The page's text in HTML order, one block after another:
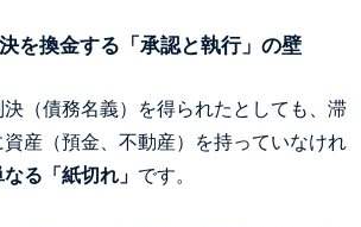
を換金する「承認と執行」の壁
（債務名義）を得られたとしても、滞
産（預金、不動産）を持っていなけれ
なる「紙切れ」 です。